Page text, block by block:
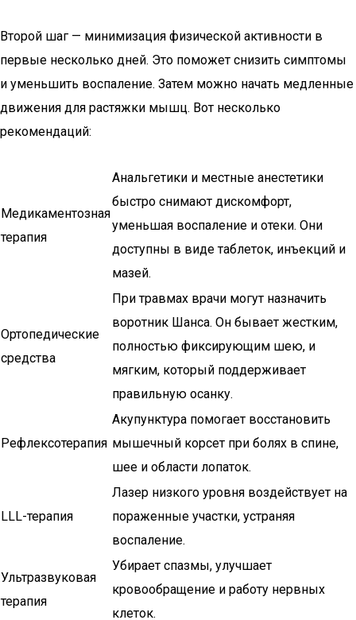
Второй шаг — минимизация физической активности в
первые несколько дней. Это поможет снизить симптомы
и уменьшить воспаление. Затем можно начать медленные
движения для растяжки мышц. Вот несколько
рекомендаций:
Медикаментозная
терапия
Анальгетики и местные анестетики
быстро снимают дискомфорт,
уменьшая воспаление и отеки. Они
доступны в виде таблеток, инъекций и
мазей.
Ортопедические
средства
При травмах врачи могут назначить
воротник Шанса. Он бывает жестким,
полностью фиксирующим шею, и
мягким, который поддерживает
правильную осанку.
Рефлексотерапия
Акупунктура помогает восстановить
мышечный корсет при болях в спине,
шее и области лопаток.
LLL-терапия
Лазер низкого уровня воздействует на
пораженные участки, устраняя
воспаление.
Ультразвуковая
терапия
Убирает спазмы, улучшает
кровообращение и работу нервных
клеток.